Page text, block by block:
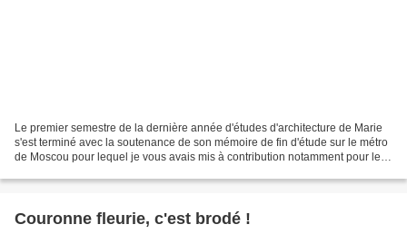
Le premier semestre de la dernière année d'études d'architecture de Marie
s'est terminé avec la soutenance de son mémoire de fin d'étude sur le métro
de Moscou pour lequel je vous avais mis à contribution notamment pour le
Couronne fleurie, c'est brodé !